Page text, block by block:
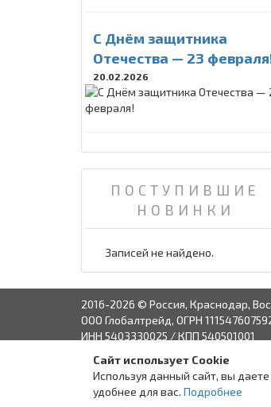
C Днём защитника
Отечества — 23
20.02.2026
ПОСТУПИВШИЕ
НОВИНКИ
Записей не найдено.
2016-2026 © Россия, Краснодар,
ООО Глобалтрейд, ОГРН
ИНН 5403330025 / КПП 540501001
Сайт использует Cookie
Используя данный сайт, вы
удобнее для вас. Подробнее